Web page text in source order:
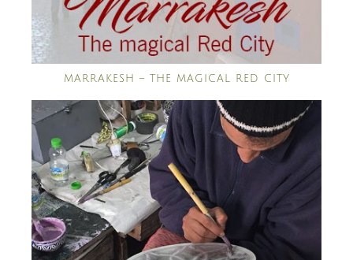
MARRAKESH – THE MAGICAL RED CITY